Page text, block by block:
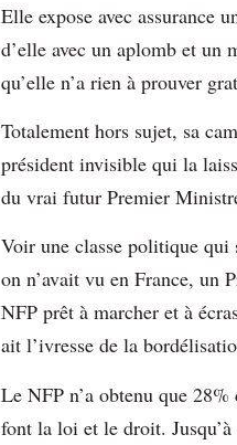
Elle expose avec assurance
d’elle avec un aplomb et un
qu’elle n’a rien à prouver
Totalement hors sujet, sa
président invisible qui la
du vrai futur Premier
Voir une classe politique qui
on n’avait vu en France, un
NFP prêt à marcher et à
ait l’ivresse de la
Le NFP n’a obtenu que
font la loi et le droit.